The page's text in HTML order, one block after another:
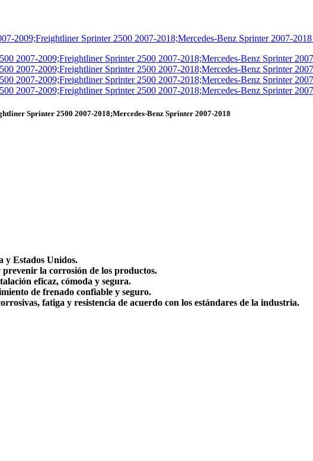
Sprinter 2500 2007-2018;Mercedes-Benz Sprinter 2007-2018
y Estados Unidos.
la corrosión de los productos.
eficaz, cómoda y segura.
de frenado confiable y seguro.
fatiga y resistencia de acuerdo con los estándares de la industria.